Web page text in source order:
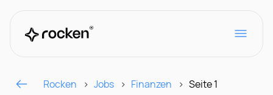
Rocken Jobs Finanzen Seite 1